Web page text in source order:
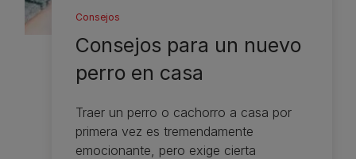
Consejos
Consejos para un nuevo
perro en casa
Traer un perro o cachorro a casa por
primera vez es tremendamente
emocionante, pero exige cierta